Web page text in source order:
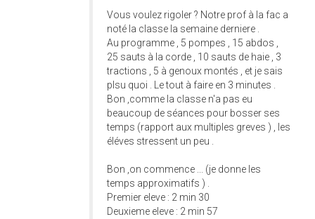
Vous voulez rigoler ? Notre prof à la fac a
noté la classe la semaine derniere .
Au programme , 5 pompes , 15 abdos ,
25 sauts à la corde , 10 sauts de haie , 3
tractions , 5 à genoux montés , et je sais
plsu quoi . Le tout à faire en 3 minutes .
Bon ,comme la classe n'a pas eu
beaucoup de séances pour bosser ses
temps (rapport aux multiples greves ) , les
éléves stressent un peu .
Bon ,on commence ... (je donne les
temps approximatifs ) .
Premier eleve : 2 min 30
Deuxieme eleve : 2 min 57